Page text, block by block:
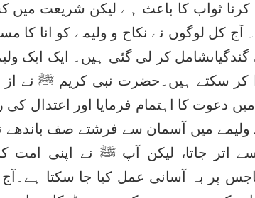
کرنا ثواب کا باعث ہے لیکن شریعت
آج کل لوگوں نے نکاح و ولیمے کو انا کا
کر لی گئی ہیں۔ ایک ایک
کر سکتے ہیں۔حضرت نبی کریم ﷺ نے از
میں دعوت کا اہتمام فرمایا اور اعتدال
ولیمے میں آسمان سے فرشتے صف باندھے
اتر جاتا، لیکن آپ ﷺ نے اپنی امت
پر بہ آسانی عمل کیا جا سکتا